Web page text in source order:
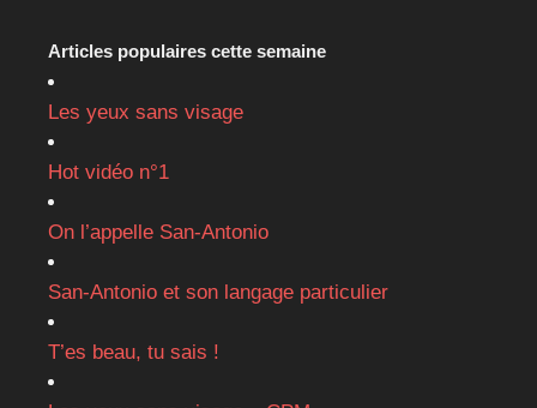
Articles populaires cette semaine
Les yeux sans visage
Hot vidéo n°1
On l’appelle San-Antonio
San-Antonio et son langage particulier
T’es beau, tu sais !